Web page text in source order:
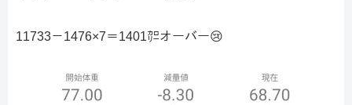
11733－1476×7＝1401㌍オーバー😢